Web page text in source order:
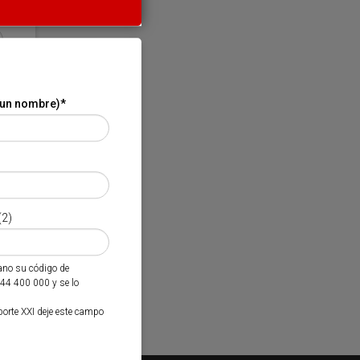
nombre)*
su código de
400 000 y se lo
XXI deje este campo